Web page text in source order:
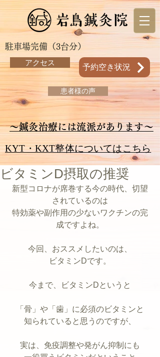
駐車場完備（3台分）
アクセス
予約空き状況
患者様の声
～鍼灸治療には流派があります～
KYT・KXT整体についてはこちら
ビタミンD摂取の推奨
新型コロナが席巻する今の時代、切望
されているのは
特効薬や副作用の少ないワクチンの完
成ですよね。
今回、おススメしたいのは、
ビタミンDです。
今まで、ビタミンDというと
「骨」や「歯」に必須のビタミンと
知られていると思うのですが、
実は、免疫調整や発がん抑制にも